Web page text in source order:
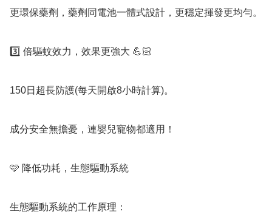
更環保藥劑，藥劑同電池一體式設計，更穩定揮發更均勻。
3️⃣ 倍驅蚊效力，效果更強大 💪🏻
150日超長防護(每天開啟8小時計算)。
成分安全無擔憂，連嬰兒寵物都適用！
🩷 降低功耗，生態驅動系統
生態驅動系統的工作原理：